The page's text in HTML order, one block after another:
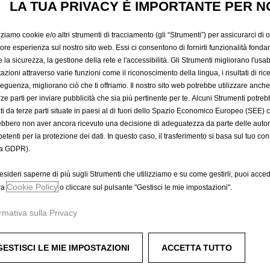
298,78 €
P
r
i
c
e
i
s
2
,
7
I
V
A
IVA inclusa/Unità
-
+
Q
u
a
n
t
i
y
u
t
Prodotto
Compra ora, paga dopo
l'attenzione e, al contempo, aiuta a proteggere la
LA TUA PRIVACY È IMPORTANTE PER
cookie e/o altri strumenti di tracciamento (gli “Strumenti”) per assicurarci di
esperienza sul nostro sito web. Essi ci consentono di fornirti funzionalità
la sicurezza, la gestione della rete e l'accessibilità. Gli Strumenti migliorano
attraverso varie funzioni come il riconoscimento della lingua, i risultati di
migliorano ciò che ti offriamo. Il nostro sito web potrebbe utilizzare
parti per inviare pubblicità che sia più pertinente per te. Alcuni Strumenti
da terze parti situate in paesi al di fuori dello Spazio Economico Europeo (SEE)
non aver ancora ricevuto una decisione di adeguatezza da parte delle
per la protezione dei dati. In questo caso, il trasferimento si basa sul tuo
GDPR).
saperne di più sugli Strumenti che utilizziamo e su come gestirli, puoi
Cookie Policyo cliccare sul pulsante "Gestisci le mie impostazioni".
sulla Privacy
GESTISCI LE MIE IMPOSTAZIONI ACCETTA TUTTO